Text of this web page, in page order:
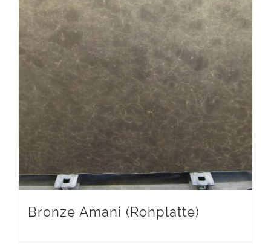
Bronze Amani (Rohplatte)